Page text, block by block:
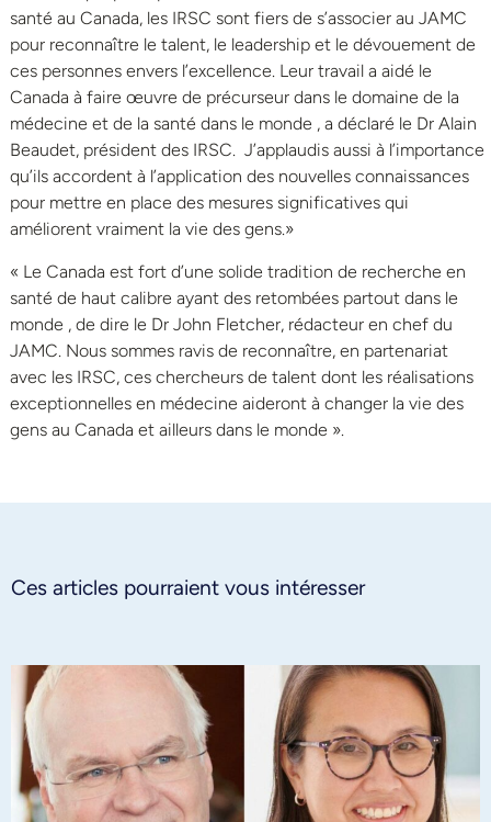
santé au Canada, les IRSC sont fiers de s’associer au JAMC
pour reconnaître le talent, le leadership et le dévouement de
ces personnes envers l’excellence. Leur travail a aidé le
Canada à faire œuvre de précurseur dans le domaine de la
médecine et de la santé dans le monde , a déclaré le Dr Alain
Beaudet, président des IRSC. J’applaudis aussi à l’importance
qu’ils accordent à l’application des nouvelles connaissances
pour mettre en place des mesures significatives qui
améliorent vraiment la vie des gens.»
« Le Canada est fort d’une solide tradition de recherche en
santé de haut calibre ayant des retombées partout dans le
monde , de dire le Dr John Fletcher, rédacteur en chef du
JAMC. Nous sommes ravis de reconnaître, en partenariat
avec les IRSC, ces chercheurs de talent dont les réalisations
exceptionnelles en médecine aideront à changer la vie des
gens au Canada et ailleurs dans le monde ».
Ces articles pourraient vous intéresser